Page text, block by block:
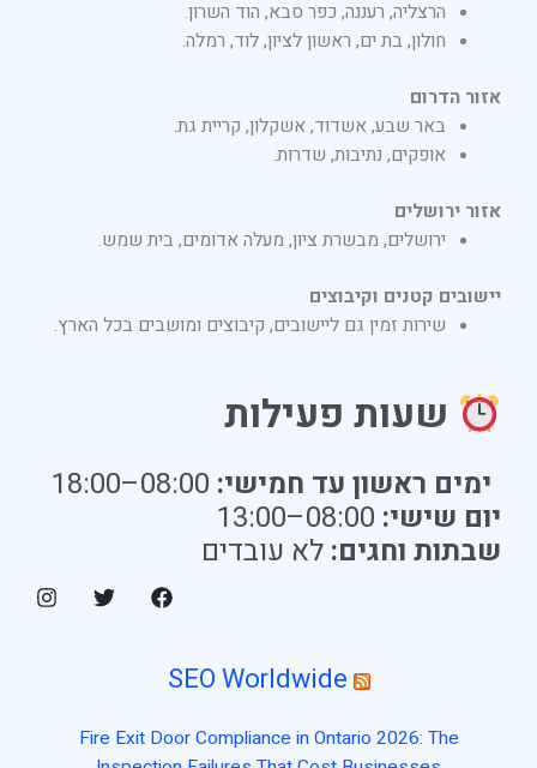
הרצליה, רעננה, כפר סבא, הוד השרון.
חולון, בת ים, ראשון לציון, לוד, רמלה.
אזור הדרום
באר שבע, אשדוד, אשקלון, קריית גת.
אופקים, נתיבות, שדרות.
אזור ירושלים
ירושלים, מבשרת ציון, מעלה אדומים, בית שמש.
יישובים קטנים וקיבוצים
שירות זמין גם ליישובים, קיבוצים ומושבים בכל הארץ.
שעות פעילות
ימים ראשון עד חמישי: 08:00–18:00
יום שישי:
שבתות וחגים: לא עובדים
SEO Worldwide
Fire Exit Door Compliance in Ontario 2026: The